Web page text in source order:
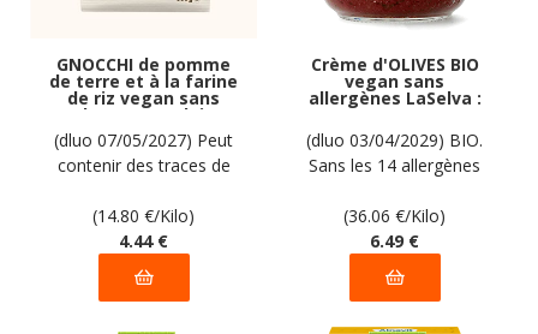
GNOCCHI de pomme
de terre et à la farine
de riz vegan sans
gluten, sans lait,
sans oeufs, sans
coque, sans arachide
Hammermülhe : 300g
(dluo 07/05/2027) Peut
contenir des traces de
déclarées par le
fabricant
(14.80 €/Kilo)
4.44 €
Crème d'OLIVES BIO
vegan sans
allergènes LaSelva :
180 grammes
(dluo 03/04/2029) BIO.
Sans les 14 allergènes
(36.06 €/Kilo)
6.49 €